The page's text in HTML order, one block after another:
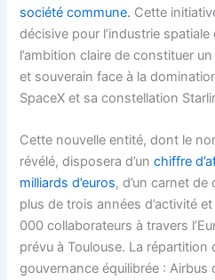
société commune. Cette
décisive pour l’industrie
l’ambition claire de constituer
et souverain face à la
SpaceX et sa constellation
Cette nouvelle entité, dont le
révélé, disposera d’unchiffre
milliards d’euros, d’un carnet
plus de trois années d’activité
000 collaborateurs à travers
prévu à Toulouse. La répartition
gouvernance équilibrée : Airbus